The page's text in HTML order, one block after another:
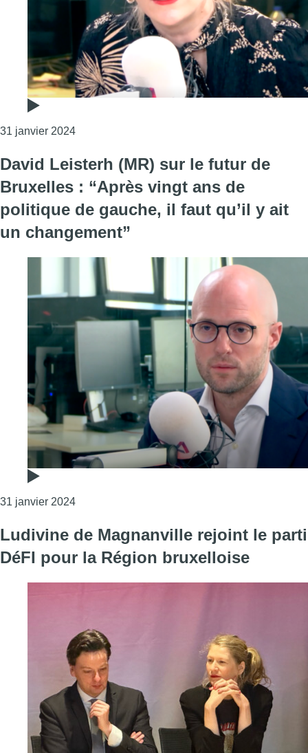
31 janvier 2024Consulter l'article "Ludivine De Magnanville :
David Leisterh (MR) sur le futur de
Bruxelles : “Après vingt ans de
politique de gauche, il faut qu’il y ait
un changement”
31 janvier 2024Consulter l'article "David Leisterh (MR) sur le
Ludivine de Magnanville rejoint le parti
DéFI pour la Région bruxelloise